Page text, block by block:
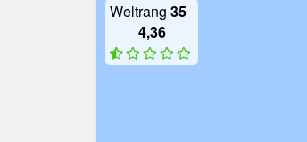
Weltrang 35
4,36